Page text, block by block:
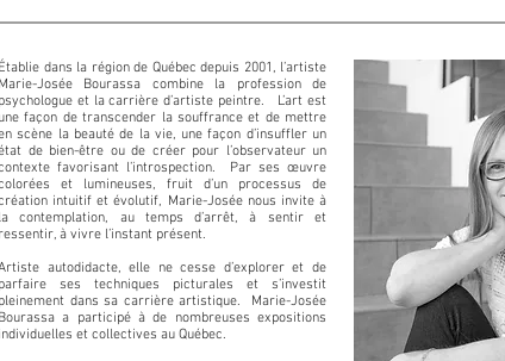
Établie dans la région de Québec depuis 2001, l’artiste
Marie-Josée Bourassa combine la profession de
psychologue et la carrière d’artiste peintre. L’art est
une façon de transcender la souffrance et de mettre
scène la beauté de la vie, une façon d’insuffler un
de bien-être ou de créer pour l’observateur un
favorisant l’introspection. Par ses œuvre
et lumineuses, fruit d’un processus de
intuitif et évolutif, Marie-Josée nous invite à
la contemplation, au temps d’arrêt, à sentir et
ressentir, à vivre l’instant présent.
autodidacte, elle ne cesse d’explorer et de
parfaire ses techniques picturales et s’investit
pleinement dans sa carrière artistique. Marie-Josée
Bourassa a participé à de nombreuses expositions
individuelles et collectives au Québec.